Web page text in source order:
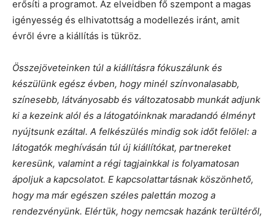
erősíti a programot. Az elveidben fő szempont a magas
igényesség és elhivatottság a modellezés iránt, amit
évről évre a kiállítás is tükröz.
Összejöveteinken túl a kiállításra fókuszálunk és
készülünk egész évben, hogy minél színvonalasabb,
színesebb, látványosabb és változatosabb munkát adjunk
ki a kezeink alól és a látogatóinknak maradandó élményt
nyújtsunk ezáltal. A felkészülés mindig sok időt felölel: a
látogatók meghívásán túl új kiállítókat, partnereket
keresünk, valamint a régi tagjainkkal is folyamatosan
ápoljuk a kapcsolatot. E kapcsolattartásnak köszönhető,
hogy ma már egészen széles palettán mozog a
rendezvényünk. Elértük, hogy nemcsak hazánk terültéről,